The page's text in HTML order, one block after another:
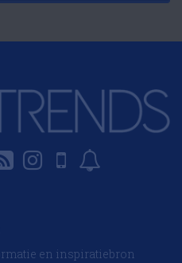
en inspiratiebron